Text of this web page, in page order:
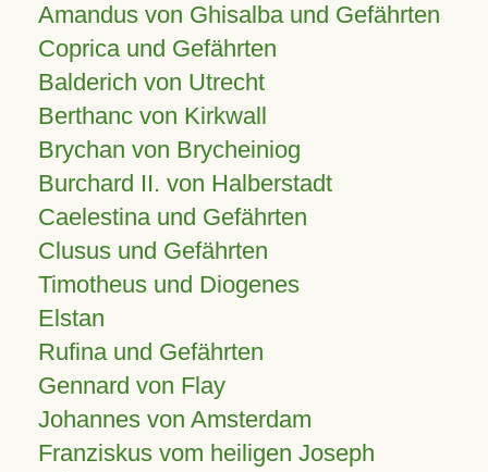
Amandus von Ghisalba und Gefährten
Coprica und Gefährten
Balderich von Utrecht
Berthanc von Kirkwall
Brychan von Brycheiniog
Burchard II. von Halberstadt
Caelestina und Gefährten
Clusus und Gefährten
Timotheus und Diogenes
Elstan
Rufina und Gefährten
Gennard von Flay
Johannes von Amsterdam
Franziskus vom heiligen Joseph